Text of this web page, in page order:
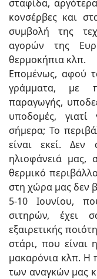
σταφίδα,
κονσέρβες και
συμβολή της
αγορών της
θερμοκήπια κλπ.
Επομένως, αφού
γράμματα, με
παραγωγής,
υποδομές,
σήμερα; Το
είναι εκεί. Δεν
ηλιοφάνειά μας,
θερμικό
στη χώρα μας δεν
5-10 Ιουνίου,
σιτηρών, έχει
εξαιρετικής
στάρι, που είναι
μακαρόνια κλπ. Η
των αναγκών μας